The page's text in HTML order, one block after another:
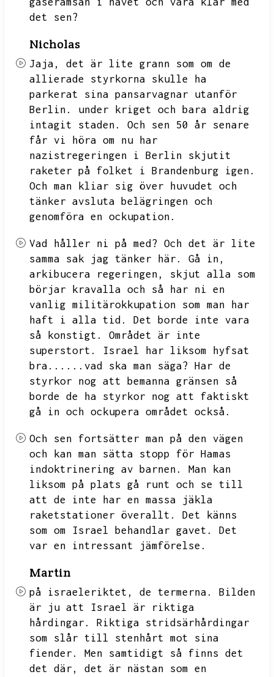
det sen?
Nicholas
Jaja,
det är lite grann som om de
allierade styrkorna skulle ha
parkerat sina pansarvagnar utanför
Berlin.
under kriget och bara aldrig
intagit staden.
Och sen 50 år senare
får vi höra om nu har
nazistregeringen i Berlin skjutit
raketer på folket i Brandenburg igen.
Och man kliar sig över huvudet och
tänker avsluta belägringen och
genomföra en ockupation.
Vad håller ni på med? Och det är lite
samma sak jag tänker här.
Gå in,
arkibucera regeringen,
skjut alla som
börjar kravalla och så har ni en
vanlig militärokkupation som man har
haft i alla tid.
Det borde inte vara
så konstigt.
Området är inte
superstort.
Israel har liksom hyfsat
bra......vad ska man säga? Har de
styrkor nog att bemanna gränsen så
borde de ha styrkor nog att faktiskt
gå in och ockupera området också.
Och sen fortsätter man på den vägen
och kan man sätta stopp för Hamas
indoktrinering av barnen.
Man kan
liksom på plats gå runt och se till
att de inte har en massa jäkla
raketstationer överallt.
Det känns
som om Israel behandlar gavet.
Det
var en intressant jämförelse.
Martin
på israeleriktet, de termerna.
Bilden
är ju att Israel är riktiga
hårdingar.
Riktiga stridsärhårdingar
som slår till stenhårt mot sina
fiender.
Men samtidigt så finns det
det där,
det är nästan som en